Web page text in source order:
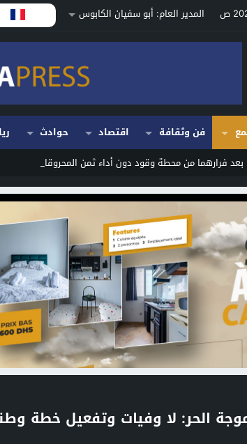
المدير العام: أبو سفيان الكابوس
فن وثقافة اقتصاد حوادث
فرارهما من محطة وقود دون أداء ثمن المحروقات
الحر: لا وفيات وتفعيل خطة